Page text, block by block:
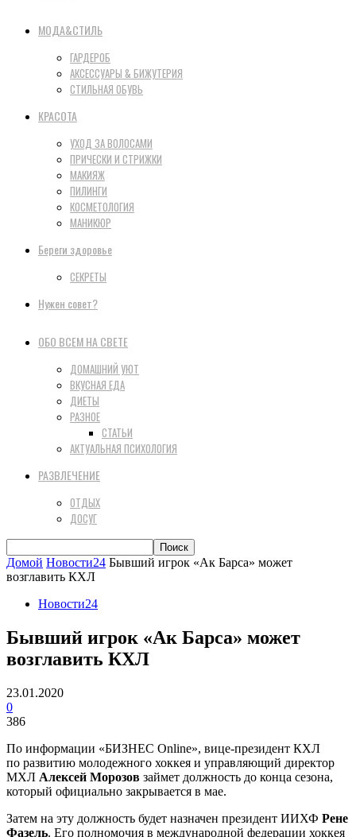
МОДА&СТИЛЬ
ГАРДЕРОБ
АКСЕССУАРЫ & БИЖУТЕРИЯ
СТИЛЬНАЯ ОБУВЬ
КРАСОТА
УХОД ЗА ВОЛОСАМИ
ПРИЧЕСКИ И СТРИЖКИ
МАКИЯЖ
ПИЛИНГИ
КОСМЕТОЛОГИЯ
МАНИКЮР
Береги здоровье
СЕКРЕТЫ
Нужен совет?
ОБО ВСЕМ НА СВЕТЕ
ДОМАШНИЙ УЮТ
ВКУСНАЯ ЕДА
ДИЕТЫ
РАЗНОЕ
СТАТЬИ
АКТУАЛЬНАЯ ПСИХОЛОГИЯ
РАЗВЛЕЧЕНИЕ
ОТДЫХ
ДОСУГ
Домой Новости24 Бывший игрок «Ак Барса» может
возглавить КХЛ
Новости24
Бывший игрок «Ак Барса» может
возглавить КХЛ
23.01.2020
0
386
По информации «БИЗНЕС Online», вице-президент КХЛ
по развитию молодежного хоккея и управляющий директор
МХЛ Алексей Морозов займет должность до конца сезона,
который официально закрывается в мае.
Затем на эту должность будет назначен президент ИИХФ Рене
Фазель. Его полномочия в международной федерации хоккея